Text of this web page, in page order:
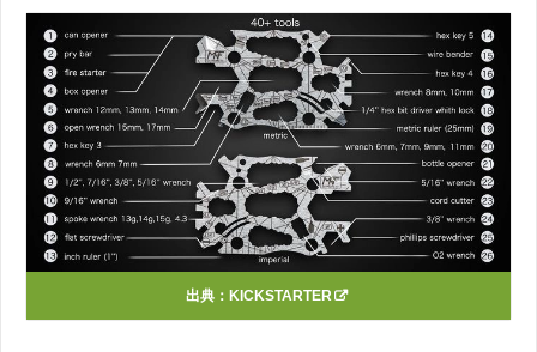
出典： KICKSTARTER